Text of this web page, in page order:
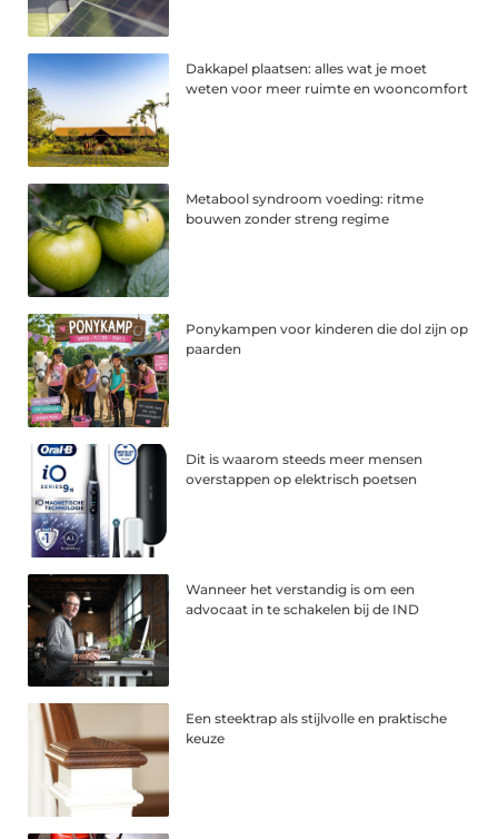
Dakkapel plaatsen: alles wat je moet
weten voor meer ruimte en wooncomfort
Metabool syndroom voeding: ritme
bouwen zonder streng regime
Ponykampen voor kinderen die dol zijn op
paarden
Dit is waarom steeds meer mensen
overstappen op elektrisch poetsen
Wanneer het verstandig is om een
advocaat in te schakelen bij de IND
Een steektrap als stijlvolle en praktische
keuze